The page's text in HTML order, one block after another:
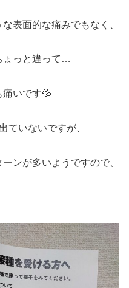
表面的な痛みでもなく、
ょっと違って…
痛いです💦
ていないですが、
ンが多いようですので、